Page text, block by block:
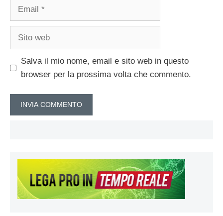
Email
Sito
Salva il mio nome, email e sito web in questo
browser per la prossima volta che commento.